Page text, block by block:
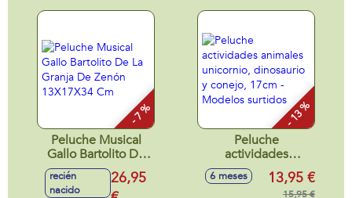
- 7 %
Peluche Musical
Gallo Bartolito De
La Granja De Zenón
13X17X34 Cm
recién
nacido
26,95
- 13 %
Peluche
actividades
animales unicornio,
dinosaurio y
6 meses 13,95 €
15,95 €